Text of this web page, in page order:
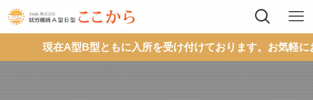
現在A型B型ともに入所を受け付けております。お気軽にお問い